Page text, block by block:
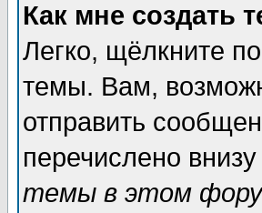
Как мне создать
Легко, щёлкните
темы. Вам,
отправить
перечислено
темы в этом